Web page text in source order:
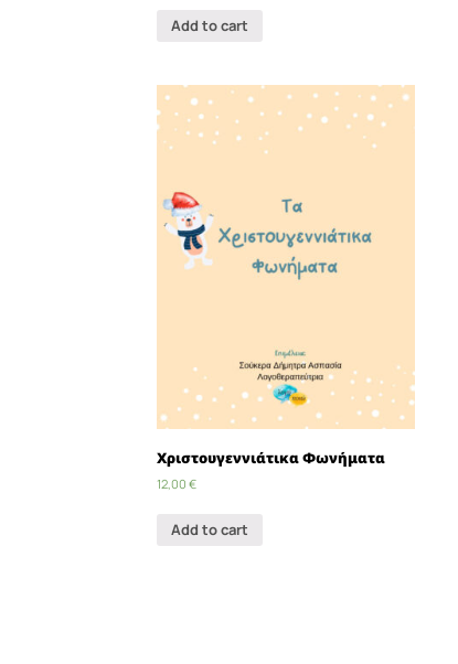
Add to cart
Χριστουγεννιάτικα Φωνήματα
12,00 €
Add to cart